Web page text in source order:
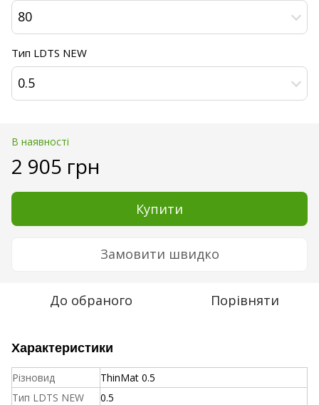
80
Тип LDTS NEW
0.5
В наявності
2 905 грн
Купити
Замовити швидко
До обраного Порівняти
Характеристики
Різновид
ThinMat 0.5
Тип LDTS NEW
0.5